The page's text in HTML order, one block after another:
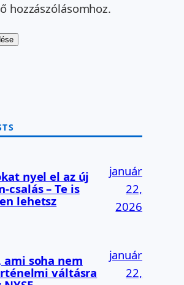
hozzászólásomhoz.
nyel el az új
csalás – Te is
lehetsz
január
22,
2026
ami soha nem
váltásra
január
22,